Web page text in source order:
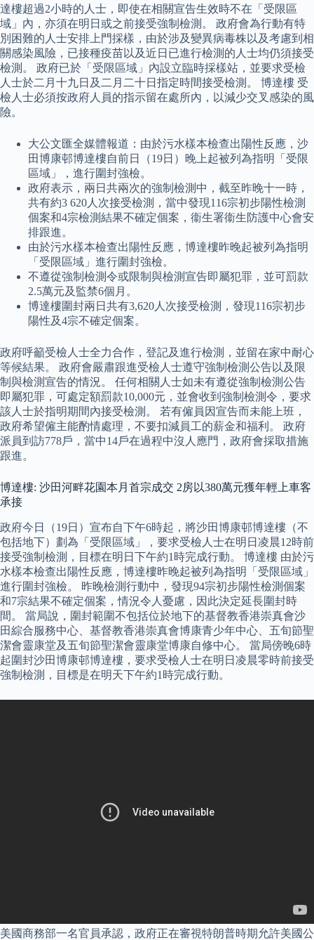
達樓超過2小時的人士，即使在相關宣告生效時不在「受限區
域」內，亦須在明日或之前接受強制檢測。 政府會為行動有特
別困難的人士安排上門採樣，由於涉及變異病毒株以及考慮到相
關感染風險，已接種疫苗以及近日已進行檢測的人士均仍須接受
檢測。 政府已於「受限區域」內設立臨時採樣站，並要求受檢
人士於二月十九日及二月二十日指定時間接受檢測。 博達樓 受
檢人士必須按政府人員的指示留在處所內，以減少交叉感染的風
險。
大公文匯全媒體報道：由於污水樣本檢查出陽性反應，沙
田博康邨博達樓自前日（19日）晚上起被列為指明「受限
區域」，進行圍封強檢。
政府表示，兩日共兩次的強制檢測中，截至昨晚十一時，
共有約3 620人次接受檢測，當中發現116宗初步陽性檢測
個案和4宗檢測結果不確定個案，衞生署衞生防護中心會安
排跟進。
由於污水樣本檢查出陽性反應，博達樓昨晚起被列為指明
「受限區域」進行圍封強檢。
不遵從強制檢測令或限制與檢測宣告即屬犯罪，並可罰款
2.5萬元及監禁6個月。
博達樓圍封兩日共有3,620人次接受檢測，發現116宗初步
陽性及4宗不確定個案。
政府呼籲受檢人士全力合作，登記及進行檢測，並留在家中耐心
等候結果。 政府會嚴肅跟進受檢人士遵守強制檢測公告以及限
制與檢測宣告的情況。 任何相關人士如未有遵從強制檢測公告
即屬犯罪，可處定額罰款10,000元，並會收到強制檢測令，要求
該人士於指明期間內接受檢測。 若有僱員因宣告而未能上班，
政府希望僱主能酌情處理，不要扣減員工的薪金和福利。 政府
派員到訪778戶，當中14戶在過程中沒人應門，政府會採取措施
跟進。
博達樓: 沙田河畔花園本月首宗成交 2房以380萬元獲年輕上車客
承接
政府今日（19日）宣布自下午6時起，將沙田博康邨博達樓（不
包括地下）劃為「受限區域」，要求受檢人士在明日凌晨12時前
接受強制檢測，目標在明日下午約1時完成行動。 博達樓 由於污
水樣本檢查出陽性反應，博達樓昨晚起被列為指明「受限區域」
進行圍封強檢。 昨晚檢測行動中，發現94宗初步陽性檢測個案
和7宗結果不確定個案，情況令人憂慮，因此決定延長圍封時
間。 當局說，圍封範圍不包括位於地下的基督教香港崇真會沙
田綜合服務中心、基督教香港崇真會博康青少年中心、五旬節聖
潔會靈康堂及五旬節聖潔會靈康堂博康自修中心。 當局傍晚6時
起圍封沙田博康邨博達樓，要求受檢人士在明日凌晨零時前接受
強制檢測，目標是在明天下午約1時完成行動。
美國商務部一名官員承認，政府正在審視特朗普時期允許美國公